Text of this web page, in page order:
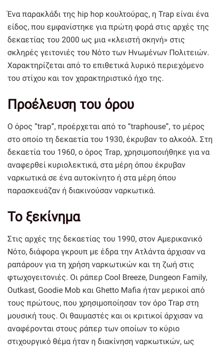
Ένα παρακλάδι της hip hop κουλτούρας, η Trap είναι ένα
είδος, που εμφανίστηκε για πρώτη φορά στις αρχές της
δεκαετίας του 2000 ως μια «κλειστή σκηνή» στις
σκληρές γειτονιές του Νότο των Ηνωμένων Πολιτειών.
Χαρακτηρίζεται από το επιθετικά λυρικό περιεχόμενο
του στίχου και τον χαρακτηριστικό ήχο της.
Προέλευση του όρου
Ο όρος “trap”, προέρχεται από το “traphouse”, το μέρος
στο οποίο τη δεκαετία του 1930, έκρυβαν το αλκοόλ. Στη
δεκαετία του 1960, ο όρος Trap, χρησιμοποιήθηκε για να
αναφερθεί κυριολεκτικά, στα μέρη όπου έκρυβαν
ναρκωτικά σε ένα αυτοκίνητο ή στα μέρη όπου
παρασκευάζαν ή διακινούσαν ναρκωτικά.
Το ξεκίνημα
Στις αρχές της δεκαετίας του 1990, στον Αμερικανικό
Νότο, διάφορα γκρουπ με έδρα την Ατλάντα άρχισαν να
ραπάρουν για τη χρήση ναρκωτικών και τη ζωή στις
φτωχογειτονιές. Οι ράπερ Cool Breeze, Dungeon Family,
Outkast, Goodie Mob και Ghetto Mafia ήταν μερικοί από
τους πρώτους, που χρησιμοποίησαν τον όρο Trap στη
μουσική τους. Οι θαυμαστές και οι κριτικοί άρχισαν να
αναφέρονται στους ράπερ των οποίων το κύριο
στιχουργικό θέμα ήταν η διακίνηση ναρκωτικών, ως